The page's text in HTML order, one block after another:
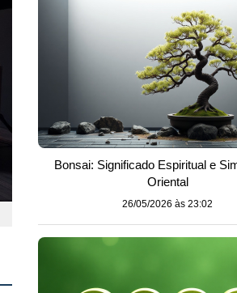
Bonsai: Significado Espiritual e
Oriental
26/05/2026 às 23:02